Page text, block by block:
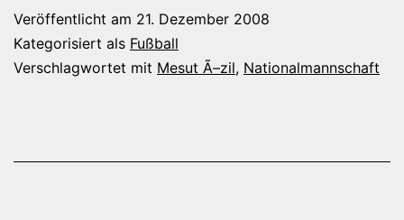
es
denn
Veröffentlicht am 21. Dezember 2008
Kategorisiert als Fußball
Verschlagwortet mit Mesut Ã–zil, Nationalmannschaft